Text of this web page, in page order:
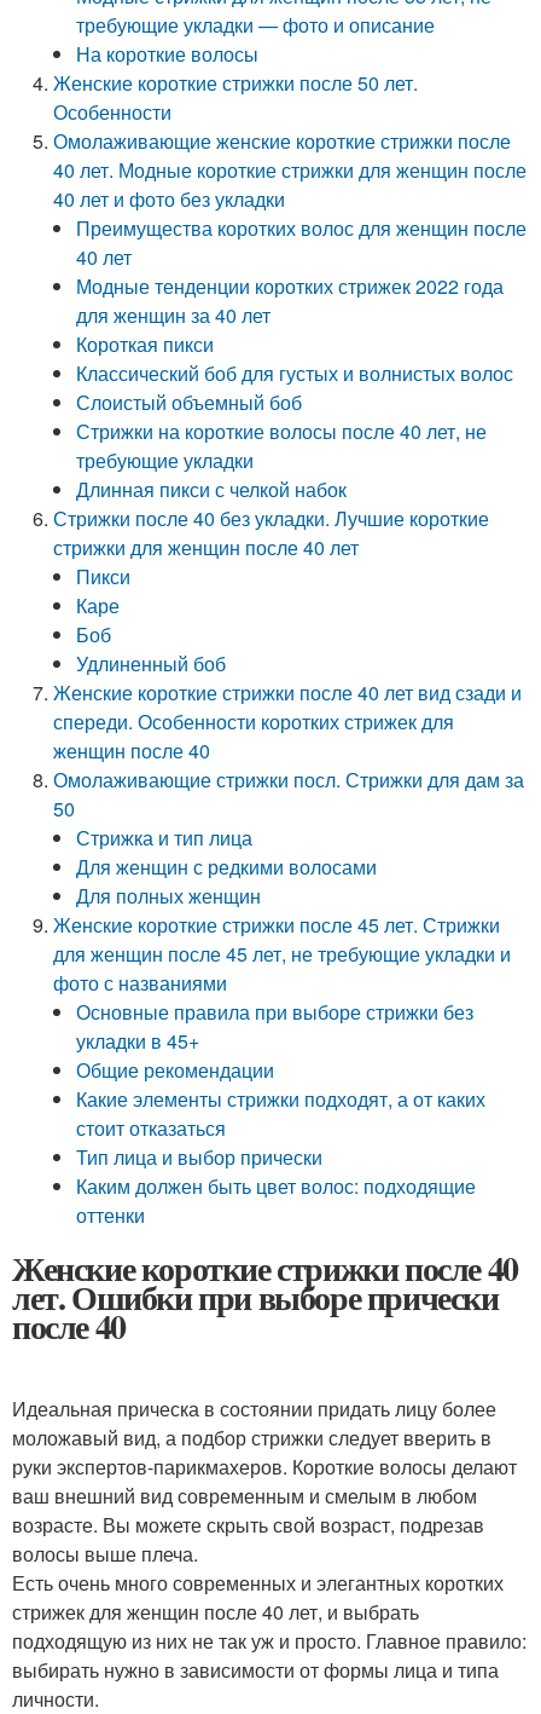
требующие укладки — фото и описание
На короткие волосы
Женские короткие стрижки после 50 лет.
Особенности
Омолаживающие женские короткие стрижки после
40 лет. Модные короткие стрижки для женщин после
40 лет и фото без укладки
Преимущества коротких волос для женщин после
40 лет
Модные тенденции коротких стрижек 2022 года
для женщин за 40 лет
Короткая пикси
Классический боб для густых и волнистых волос
Слоистый объемный боб
Стрижки на короткие волосы после 40 лет, не
требующие укладки
Длинная пикси с челкой набок
Стрижки после 40 без укладки. Лучшие короткие
стрижки для женщин после 40 лет
Пикси
Каре
Боб
Удлиненный боб
Женские короткие стрижки после 40 лет вид сзади и
спереди. Особенности коротких стрижек для
женщин после 40
Омолаживающие стрижки посл. Стрижки для дам за
50
Стрижка и тип лица
Для женщин с редкими волосами
Для полных женщин
Женские короткие стрижки после 45 лет. Стрижки
для женщин после 45 лет, не требующие укладки и
фото с названиями
Основные правила при выборе стрижки без
укладки в 45+
Общие рекомендации
Какие элементы стрижки подходят, а от каких
стоит отказаться
Тип лица и выбор прически
Каким должен быть цвет волос: подходящие
оттенки
Женские короткие стрижки после 40
лет. Ошибки при выборе прически
после 40
Идеальная прическа в состоянии придать лицу более
моложавый вид, а подбор стрижки следует вверить в
руки экспертов-парикмахеров. Короткие волосы делают
ваш внешний вид современным и смелым в любом
возрасте. Вы можете скрыть свой возраст, подрезав
волосы выше плеча.
Есть очень много современных и элегантных коротких
стрижек для женщин после 40 лет, и выбрать
подходящую из них не так уж и просто. Главное правило:
выбирать нужно в зависимости от формы лица и типа
личности.